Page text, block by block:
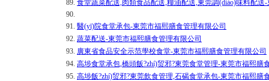
89. 食堂蔬菜配送,肉類食品配送,糧油配送,東莞調(diào)味料配
90.
91. 醫(yī)院食堂承包-東莞市福熙膳食管理有限公司
92. 蔬菜配送-東莞市福熙膳食管理有限公司
93. 廣東省食品安全示范學校食堂-東莞市福熙膳食管理有限公司
94. 高埗食堂承包,橋頭飯?zhí)贸邪?東莞食堂管理-東莞市福熙膳
95. 高埗飯?zhí)贸邪?東莞飲食管理,石碣食堂承包-東莞市福熙膳